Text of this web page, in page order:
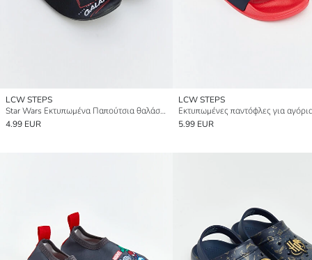
LCW STEPS
Star Wars Εκτυπωμένα Παπούτσια θαλάσσης για αγόρια
4.99 EUR
LCW STEPS
Εκτυπωμένες παντόφλες για
5.99 EUR